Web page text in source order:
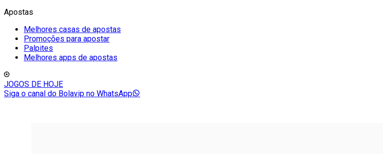
Apostas
Melhores casas de apostas
Promoções para apostar
Palpites
Melhores apps de apostas
JOGOS DE HOJE
Siga o canal do Bolavip no WhatsApp